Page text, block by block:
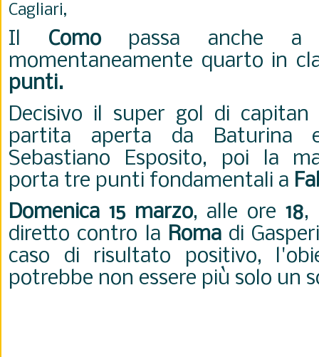
Cagliari,
Il Comopassa anche
momentaneamente quarto in
punti.
Decisivo il super gol di capitan
partita aperta da Baturina
Sebastiano Esposito, poi la
porta tre punti fondamentali a
Domenica 15 marzo, alle ore 18,
diretto contro la Romadi
caso di risultato positivo,
potrebbe non essere più solo un